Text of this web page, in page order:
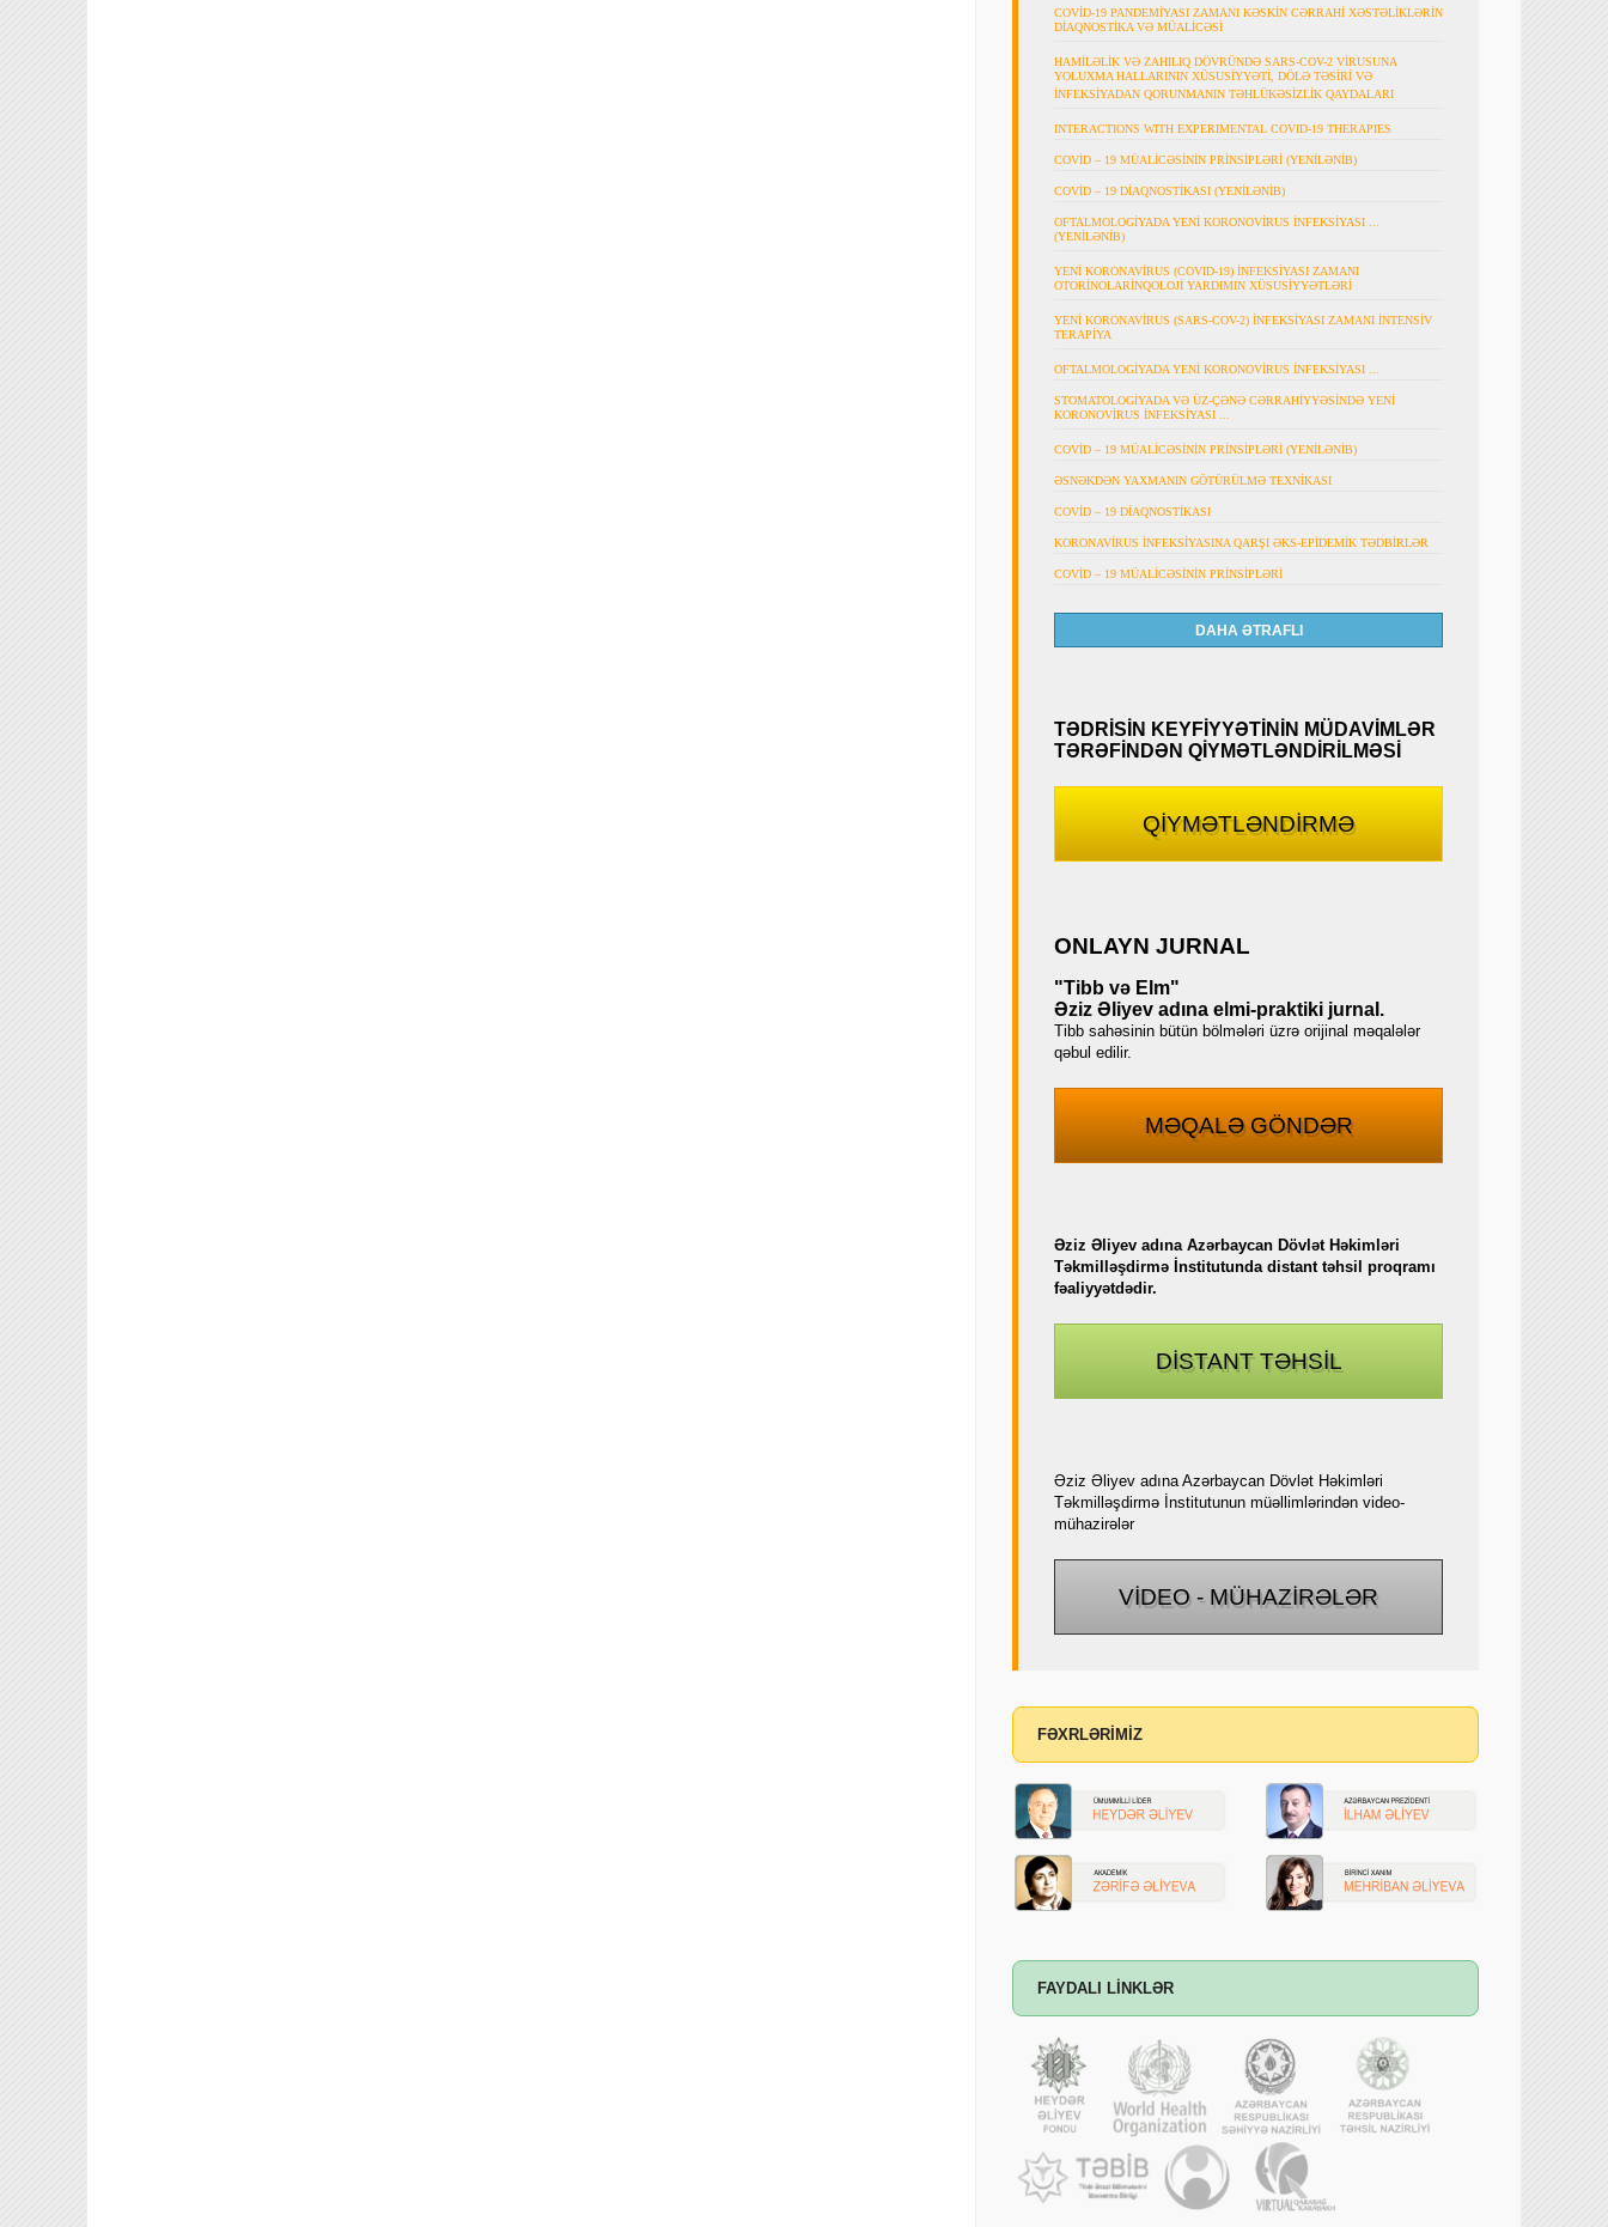
COVİD-19 PANDEMİYASI ZAMANI KƏSKİN CƏRRAHİ XƏSTƏLİKLƏRİN
DİAQNOSTİKA VƏ MÜALİCƏSİ
HAMİLƏLİK VƏ ZAHILIQ DÖVRÜNDƏ SARS-COV-2 VİRUSUNA
YOLUXMA HALLARININ XÜSUSİYYƏTİ, DÖLƏ TƏSİRİ VƏ
İNFEKSİYADAN QORUNMANIN TƏHLÜKƏSİZLİK QAYDALARI
INTERACTIONS WITH EXPERIMENTAL COVID-19 THERAPIES
COVİD – 19 MÜALİCƏSİNİN PRİNSİPLƏRİ (YENİLƏNİB)
COVİD – 19 DİAQNOSTİKASI (YENİLƏNİB)
OFTALMOLOGİYADA YENİ KORONOVİRUS İNFEKSİYASI ...
(YENİLƏNİB)
YENİ KORONAVİRUS (COVID-19) İNFEKSİYASI ZAMANI
OTORİNOLARİNQOLOJİ YARDIMIN XÜSUSİYYƏTLƏRİ
YENİ KORONAVİRUS (SARS-COV-2) İNFEKSİYASI ZAMANI İNTENSİV
TERAPİYA
OFTALMOLOGİYADA YENİ KORONOVİRUS İNFEKSİYASI ...
STOMATOLOGİYADA VƏ ÜZ-ÇƏNƏ CƏRRAHİYYƏSİNDƏ YENİ
KORONOVİRUS İNFEKSİYASI ...
COVİD – 19 MÜALİCƏSİNİN PRİNSİPLƏRİ (YENİLƏNİB)
ƏSNƏKDƏN YAXMANIN GÖTÜRÜLMƏ TEXNİKASI
COVİD – 19 DİAQNOSTİKASI
KORONAVİRUS İNFEKSİYASINA QARŞI ƏKS-EPİDEMİK TƏDBİRLƏR
COVİD – 19 MÜALİCƏSİNİN PRİNSİPLƏRİ
DAHA ƏTRAFLI
TƏDRİSİN KEYFİYYƏTİNİN MÜDAVİMLƏR
TƏRƏFİNDƏN QİYMƏTLƏNDİRİLMƏSİ
QİYMƏTLƏNDİRMƏ
ONLAYN JURNAL
"Tibb və Elm"
Əziz Əliyev adına elmi-praktiki jurnal.
Tibb sahəsinin bütün bölmələri üzrə orijinal məqalələr
qəbul edilir.
MƏQALƏ GÖNDƏR
Əziz Əliyev adına Azərbaycan Dövlət Həkimləri
Təkmilləşdirmə İnstitutunda distant təhsil proqramı
fəaliyyətdədir.
DİSTANT TƏHSİL
Əziz Əliyev adına Azərbaycan Dövlət Həkimləri
Təkmilləşdirmə İnstitutunun müəllimlərindən video-
mühazirələr
VİDEO - MÜHAZİRƏLƏR
FƏXRLƏRİMİZ
FAYDALI LİNKLƏR